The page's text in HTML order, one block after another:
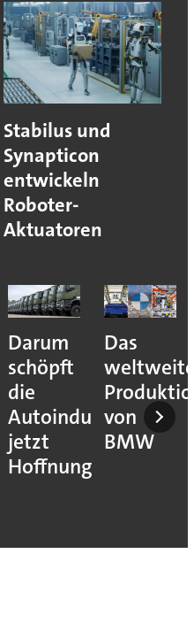
Stabilus und
Synapticon
entwickeln
Roboter-
Aktuatoren
Darum
schöpft
die
Autoindustrie
jetzt
Hoffnung
Das
von
BMW